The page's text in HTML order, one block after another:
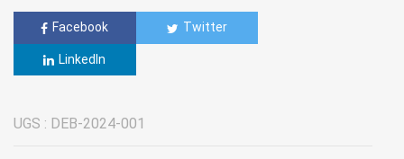
Facebook Twitter
LinkedIn
UGS : DEB-2024-001